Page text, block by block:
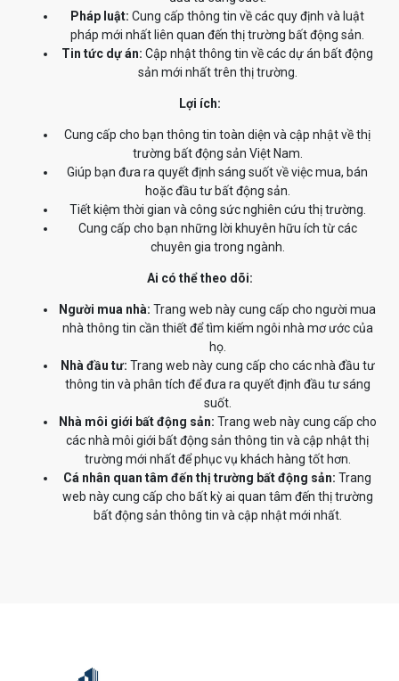
Pháp luật: Cung cấp thông tin về các quy định và luật
pháp mới nhất liên quan đến thị trường bất động sản.
Tin tức dự án: Cập nhật thông tin về các dự án bất động
sản mới nhất trên thị trường.
Lợi ích:
Cung cấp cho bạn thông tin toàn diện và cập nhật về thị
trường bất động sản Việt Nam.
Giúp bạn đưa ra quyết định sáng suốt về việc mua, bán
hoặc đầu tư bất động sản.
Tiết kiệm thời gian và công sức nghiên cứu thị trường.
Cung cấp cho bạn những lời khuyên hữu ích từ các
chuyên gia trong ngành.
Ai có thể theo dõi:
Người mua nhà: Trang web này cung cấp cho người mua
nhà thông tin cần thiết để tìm kiếm ngôi nhà mơ ước của
họ.
Nhà đầu tư: Trang web này cung cấp cho các nhà đầu tư
thông tin và phân tích để đưa ra quyết định đầu tư sáng
suốt.
Nhà môi giới bất động sản: Trang web này cung cấp cho
các nhà môi giới bất động sản thông tin và cập nhật thị
trường mới nhất để phục vụ khách hàng tốt hơn.
Cá nhân quan tâm đến thị trường bất động sản: Trang
web này cung cấp cho bất kỳ ai quan tâm đến thị trường
bất động sản thông tin và cập nhật mới nhất.